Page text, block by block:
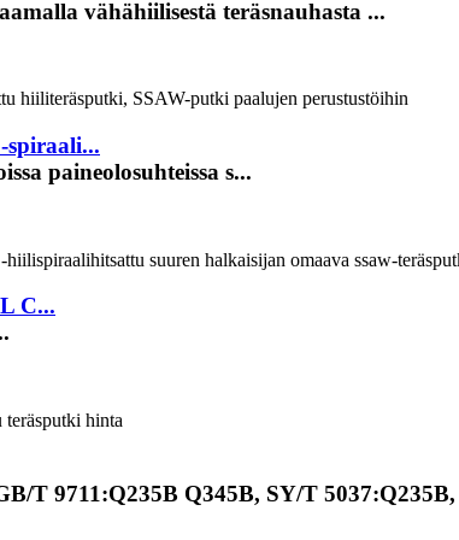
vähähiilisestä teräsnauhasta ...
paineolosuhteissa s...
C...
T 9711:Q235B Q345B, SY/T 5037:Q235B,